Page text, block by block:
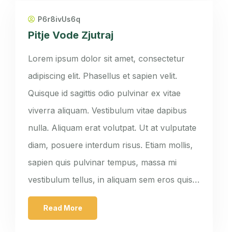
P6r8ivUs6q
Pitje Vode Zjutraj
Lorem ipsum dolor sit amet, consectetur
adipiscing elit. Phasellus et sapien velit.
Quisque id sagittis odio pulvinar ex vitae
viverra aliquam. Vestibulum vitae dapibus
nulla. Aliquam erat volutpat. Ut at vulputate
diam, posuere interdum risus. Etiam mollis,
sapien quis pulvinar tempus, massa mi
vestibulum tellus, in aliquam sem eros quis…
Read More